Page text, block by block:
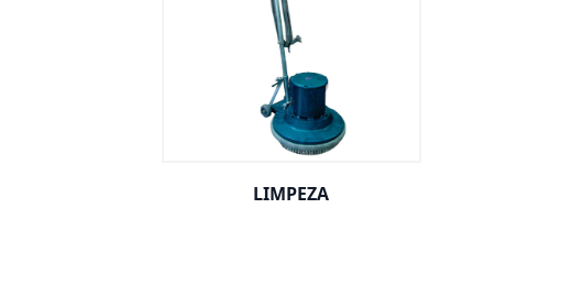
LIMPEZA